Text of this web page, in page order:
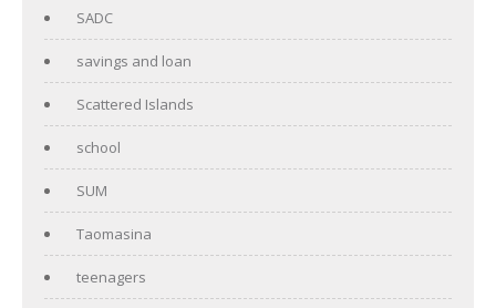
SADC
savings and loan
Scattered Islands
school
SUM
Taomasina
teenagers